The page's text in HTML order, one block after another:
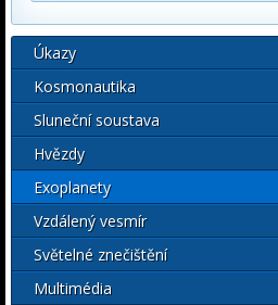
Úkazy
Kosmonautika
Sluneční soustava
Hvězdy
Exoplanety
Vzdálený vesmír
Světelné znečištění
Multimédia